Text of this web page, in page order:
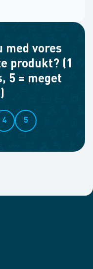
med vores
produkt? (1
5 = meget
4 5